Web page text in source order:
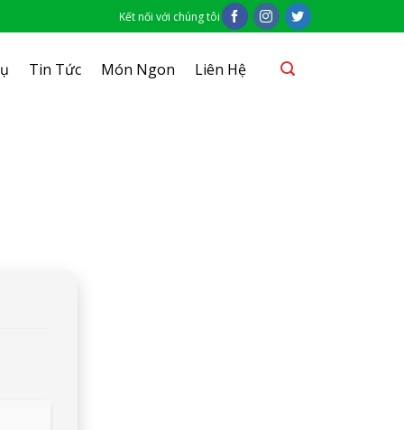
Kết nối với chúng tôi
Tin Tức Món Ngon Liên Hệ